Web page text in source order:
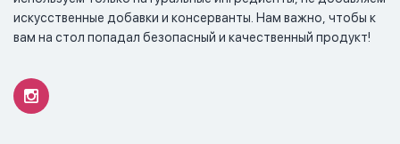
искусственные добавки и консерванты. Нам важно, чтобы к
вам на стол попадал безопасный и качественный продукт!